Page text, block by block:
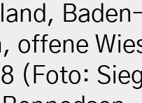
offene
(Foto: